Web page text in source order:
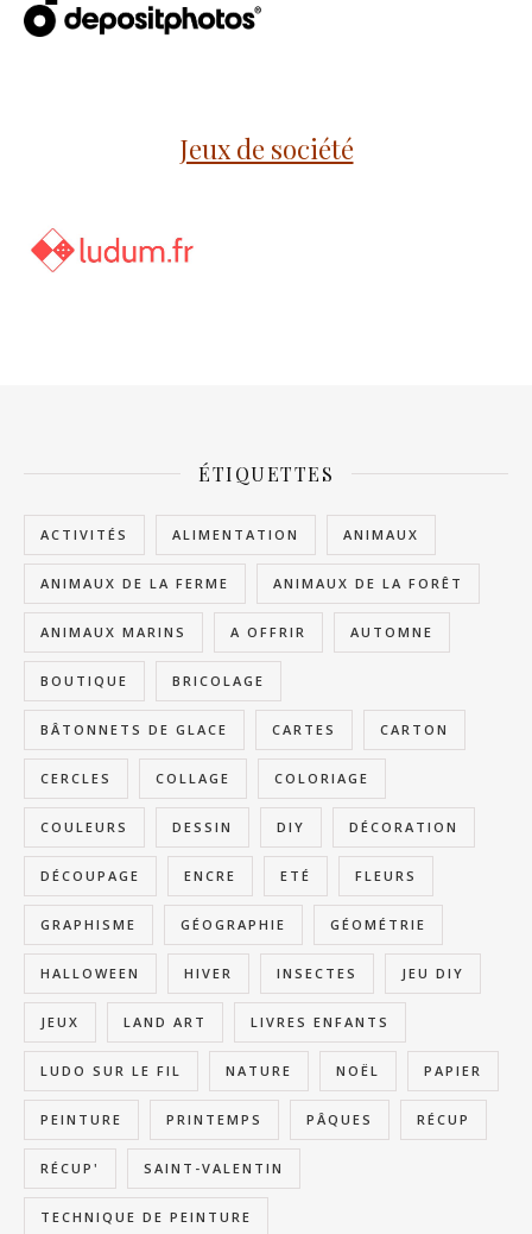
Jeux de société
ÉTIQUETTES
ACTIVITÉS ALIMENTATION ANIMAUX
ANIMAUX DE LA FERME ANIMAUX DE LA FORÊT
ANIMAUX MARINS A OFFRIR AUTOMNE
BOUTIQUE BRICOLAGE
BÂTONNETS DE GLACE CARTES CARTON
CERCLES COLLAGE COLORIAGE
COULEURS DESSIN DIY DÉCORATION
DÉCOUPAGE ENCRE ETÉ FLEURS
GRAPHISME GÉOGRAPHIE GÉOMÉTRIE
HALLOWEEN HIVER INSECTES JEU DIY
JEUX LAND ART LIVRES ENFANTS
LUDO SUR LE FIL NATURE NOËL PAPIER
PEINTURE PRINTEMPS PÂQUES RÉCUP
RÉCUP' SAINT-VALENTIN
TECHNIQUE DE PEINTURE